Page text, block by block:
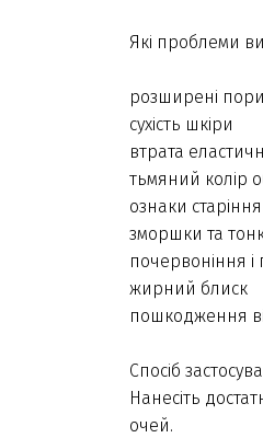
Які проблеми
розширені пори
сухість шкіри
втрата
тьмяний колір
ознаки
зморшки та тонкі
почервоніння
жирний блиск
пошкодження
Спосіб
Нанесіть
очей.